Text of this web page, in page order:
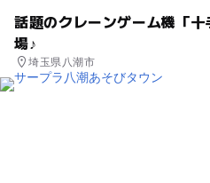
話題のクレーンゲーム機「
場♪
埼玉県八潮市